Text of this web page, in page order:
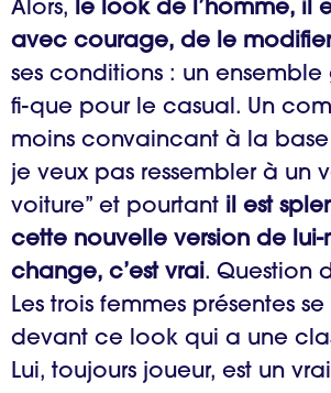
Alors, le look de l’homme, il
avec courage, de le modifier
ses conditions : un ensemble
fi-que pour le casual. Un
moins convaincant à la base
je veux pas ressembler à un
voiture” et pourtant il est
cette nouvelle version de
change, c’est vrai. Question
Les trois femmes présentes
devant ce look qui a une
Lui, toujours joueur, est un